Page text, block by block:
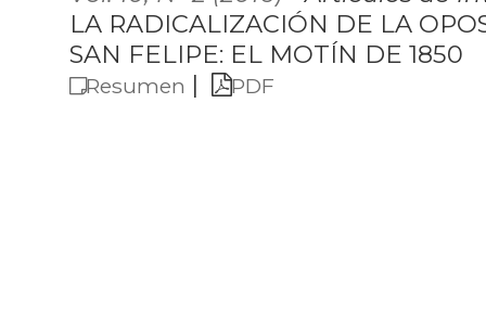
LA RADICALIZACIÓN DE LA
SAN FELIPE: EL MOTÍN DE 1850
Resumen | PDF